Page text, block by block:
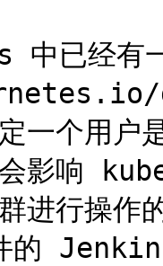
中已经
定一个用
会影响
进行操作
的